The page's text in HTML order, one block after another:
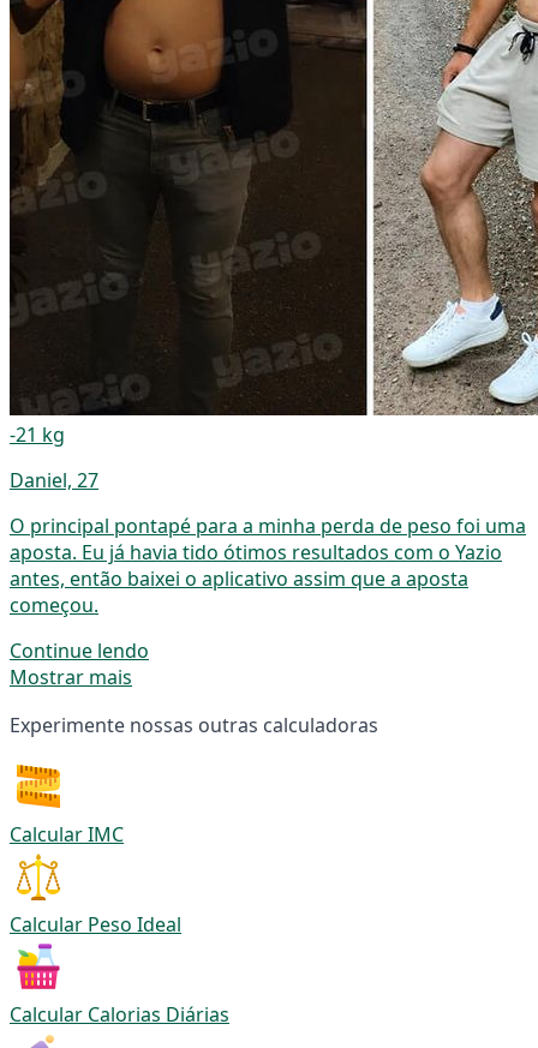
-21 kg
Daniel, 27
O principal pontapé para a minha perda de peso foi uma
aposta. Eu já havia tido ótimos resultados com o Yazio
antes, então baixei o aplicativo assim que a aposta
começou.
Continue lendo
Mostrar mais
Experimente nossas outras calculadoras
Calcular IMC
Calcular Peso Ideal
Calcular Calorias Diárias